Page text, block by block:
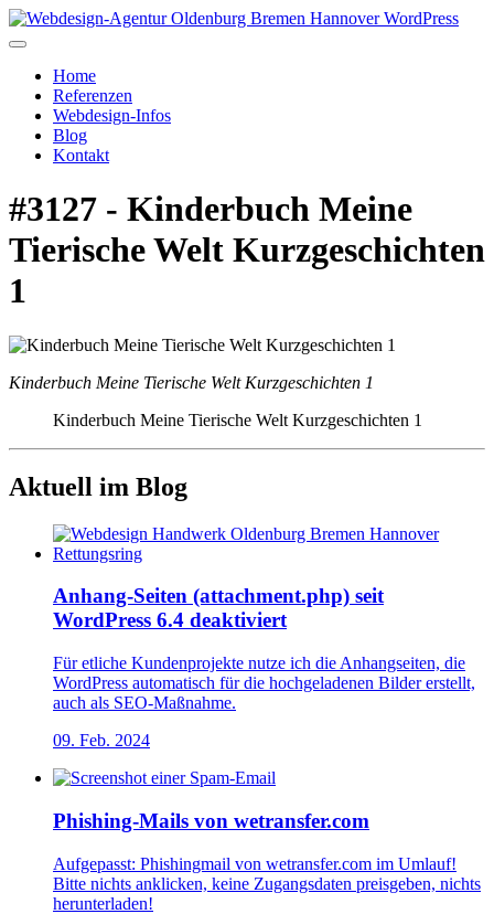
Home
Referenzen
Webdesign-Infos
Blog
Kontakt
#3127 - Kinderbuch Meine
Tierische Welt Kurzgeschichten
1
Kinderbuch Meine Tierische Welt Kurzgeschichten 1
Kinderbuch Meine Tierische Welt Kurzgeschichten 1
Aktuell im Blog
Anhang-Seiten (attachment.php) seit
WordPress 6.4 deaktiviert
Für etliche Kundenprojekte nutze ich die Anhangseiten, die
WordPress automatisch für die hochgeladenen Bilder erstellt,
auch als SEO-Maßnahme.
09. Feb. 2024
Phishing-Mails von wetransfer.com
Aufgepasst: Phishingmail von wetransfer.com im Umlauf!
Bitte nichts anklicken, keine Zugangsdaten preisgeben, nichts
herunterladen!